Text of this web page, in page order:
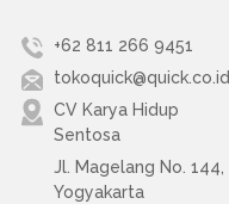
+62 811 266 9451
tokoquick@quick.co.id
CV Karya Hidup
Sentosa
Jl. Magelang No. 144,
Yogyakarta